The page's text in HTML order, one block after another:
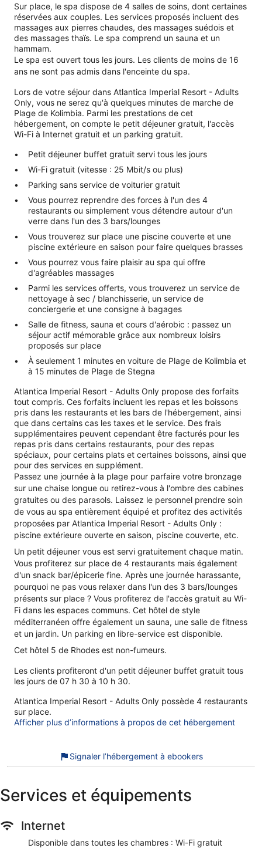
Sur place, le spa dispose de 4 salles de soins, dont certaines
réservées aux couples. Les services proposés incluent des
massages aux pierres chaudes, des massages suédois et
des massages thaïs. Le spa comprend un sauna et un
hammam.
Le spa est ouvert tous les jours. Les clients de moins de 16
ans ne sont pas admis dans l'enceinte du spa.
Lors de votre séjour dans Atlantica Imperial Resort - Adults
Only, vous ne serez qu'à quelques minutes de marche de
Plage de Kolimbia. Parmi les prestations de cet
hébergement, on compte le petit déjeuner gratuit, l'accès
Wi-Fi à Internet gratuit et un parking gratuit.
Petit déjeuner buffet gratuit servi tous les jours
Wi-Fi gratuit (vitesse : 25 Mbit/s ou plus)
Parking sans service de voiturier gratuit
Vous pourrez reprendre des forces à l'un des 4
restaurants ou simplement vous détendre autour d'un
verre dans l'un des 3 bars/lounges
Vous trouverez sur place une piscine couverte et une
piscine extérieure en saison pour faire quelques brasses
Vous pourrez vous faire plaisir au spa qui offre
d'agréables massages
Parmi les services offerts, vous trouverez un service de
nettoyage à sec / blanchisserie, un service de
conciergerie et une consigne à bagages
Salle de fitness, sauna et cours d'aérobic : passez un
séjour actif mémorable grâce aux nombreux loisirs
proposés sur place
À seulement 1 minutes en voiture de Plage de Kolimbia et
à 15 minutes de Plage de Stegna
Atlantica Imperial Resort - Adults Only propose des forfaits
tout compris. Ces forfaits incluent les repas et les boissons
pris dans les restaurants et les bars de l'hébergement, ainsi
que dans certains cas les taxes et le service. Des frais
supplémentaires peuvent cependant être facturés pour les
repas pris dans certains restaurants, pour des repas
spéciaux, pour certains plats et certaines boissons, ainsi que
pour des services en supplément.
Passez une journée à la plage pour parfaire votre bronzage
sur une chaise longue ou retirez-vous à l'ombre des cabines
gratuites ou des parasols. Laissez le personnel prendre soin
de vous au spa entièrement équipé et profitez des activités
proposées par Atlantica Imperial Resort - Adults Only :
piscine extérieure ouverte en saison, piscine couverte, etc.
Un petit déjeuner vous est servi gratuitement chaque matin.
Vous profiterez sur place de 4 restaurants mais également
d'un snack bar/épicerie fine. Après une journée harassante,
pourquoi ne pas vous relaxer dans l'un des 3 bars/lounges
présents sur place ? Vous profiterez de l'accès gratuit au Wi-
Fi dans les espaces communs. Cet hôtel de style
méditerranéen offre également un sauna, une salle de fitness
et un jardin. Un parking en libre-service est disponible.
Cet hôtel 5 de Rhodes est non-fumeurs.
Les clients profiteront d'un petit déjeuner buffet gratuit tous
les jours de 07 h 30 à 10 h 30.
Atlantica Imperial Resort - Adults Only possède 4 restaurants
sur place.
Afficher plus d’informations à propos de cet hébergement
Signaler l’hébergement à ebookers
Services et équipements
Internet
Disponible dans toutes les chambres : Wi-Fi gratuit